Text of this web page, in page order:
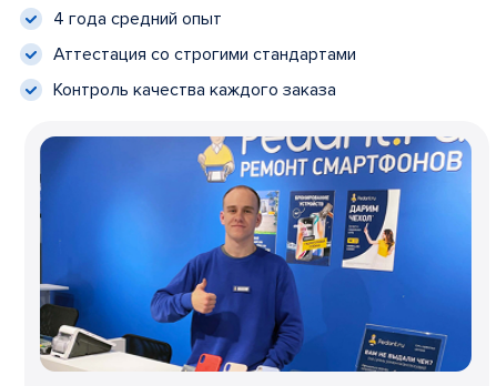
4 года средний опыт
Аттестация со строгими стандартами
Контроль качества каждого заказа